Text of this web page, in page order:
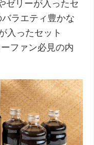
ゼリーが入ったセ
ラエティ豊かな
入ったセット
ファン必見の内